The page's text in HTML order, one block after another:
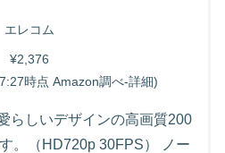
エレコム
¥2,376
時点 Amazon調べ-詳細)
らしいデザインの高画質200
。（HD720p 30FPS） ノー